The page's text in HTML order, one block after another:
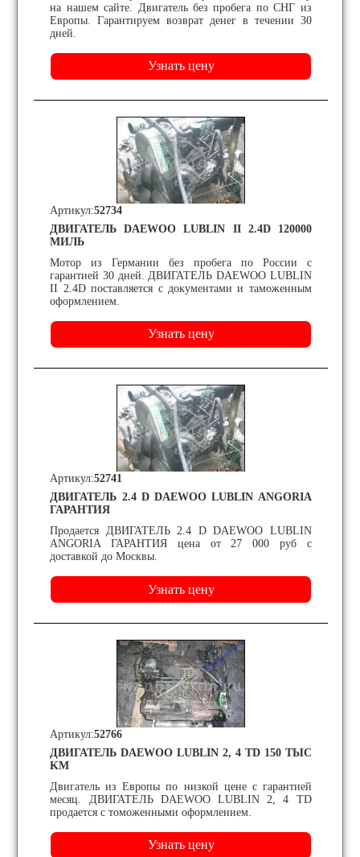
на нашем сайте. Двигатель без пробега по СНГ из
Европы. Гарантируем возврат денег в течении 30
дней.
ДВИГАТЕЛЬ DAEWOO LUBLIN II 2.4D 120000
МИЛЬ
Мотор из Германии без пробега по России с
гарантией 30 дней. ДВИГАТЕЛЬ DAEWOO LUBLIN
II 2.4D поставляется с документами и таможенным
оформлением.
Артикул:52734
ДВИГАТЕЛЬ 2.4 D DAEWOO LUBLIN ANGORIA
ГАРАНТИЯ
Продается ДВИГАТЕЛЬ 2.4 D DAEWOO LUBLIN
ANGORIA ГАРАНТИЯ цена от 27 000 руб с
доставкой до Москвы.
Артикул:52741
ДВИГАТЕЛЬ DAEWOO LUBLIN 2, 4 TD 150 ТЫС
KM
Двигатель из Европы по низкой цене с гарантией
месяц. ДВИГАТЕЛЬ DAEWOO LUBLIN 2, 4 TD
продается с томоженными оформлением.
Артикул:52766